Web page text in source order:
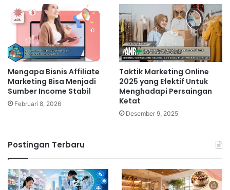
Mengapa Bisnis Affiliate
Marketing Bisa Menjadi
Sumber Income Stabil
Februari 8, 2026
Taktik Marketing Online
2025 yang Efektif Untuk
Menghadapi Persaingan
Ketat
Desember 9, 2025
Postingan Terbaru